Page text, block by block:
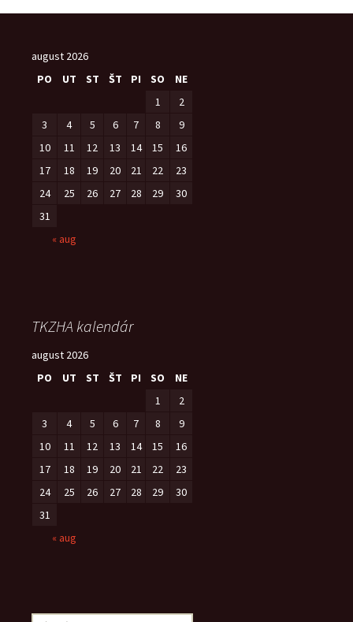
august 2026
PO
UT ST ŠT PI SO
NE
1
2
3
4 5 6 7 8
9
10
11 12 13 14 15
16
17
18 19 20 21 22
23
24
25 26 27 28 29
30
31
« aug
TKZHA kalendár
august 2026
PO
UT ST ŠT PI SO
NE
1
2
3
4 5 6 7 8
9
10
11 12 13 14 15
16
17
18 19 20 21 22
23
24
25 26 27 28 29
30
31
« aug